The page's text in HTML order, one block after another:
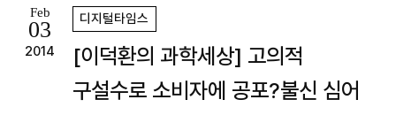
Feb
03
2014
디지털타임스
[이덕환의 과학세상] 고의적
구설수로 소비자에 공포?불신 심어